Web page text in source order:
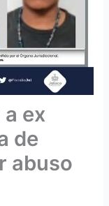
ex
de
abuso